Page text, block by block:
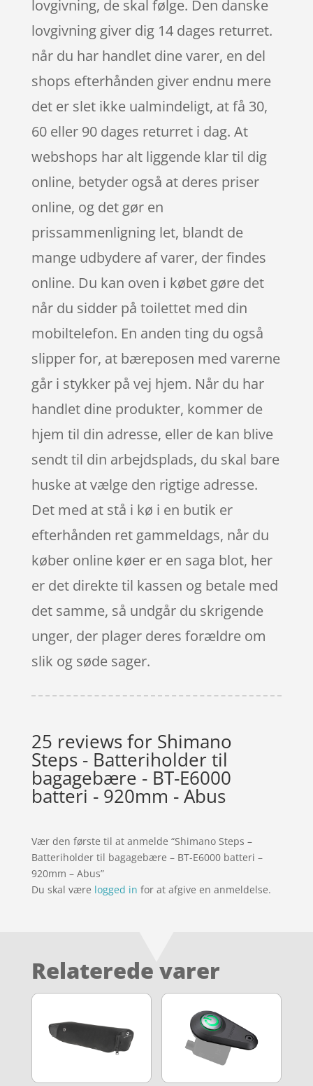
lovgivning, de skal følge. Den danske
lovgivning giver dig 14 dages returret.
når du har handlet dine varer, en del
shops efterhånden giver endnu mere
det er slet ikke ualmindeligt, at få 30,
60 eller 90 dages returret i dag. At
webshops har alt liggende klar til dig
online, betyder også at deres priser
online, og det gør en
prissammenligning let, blandt de
mange udbydere af varer, der findes
online. Du kan oven i købet gøre det
når du sidder på toilettet med din
mobiltelefon. En anden ting du også
slipper for, at bæreposen med varerne
går i stykker på vej hjem. Når du har
handlet dine produkter, kommer de
hjem til din adresse, eller de kan blive
sendt til din arbejdsplads, du skal bare
huske at vælge den rigtige adresse.
Det med at stå i kø i en butik er
efterhånden ret gammeldags, når du
køber online køer er en saga blot, her
er det direkte til kassen og betale med
det samme, så undgår du skrigende
unger, der plager deres forældre om
slik og søde sager.
25 reviews for Shimano
Steps - Batteriholder til
bagagebære - BT-E6000
batteri - 920mm - Abus
Vær den første til at anmelde “Shimano Steps –
Batteriholder til bagagebære – BT-E6000 batteri –
920mm – Abus”
Du skal være logged in for at afgive en anmeldelse.
Relaterede varer